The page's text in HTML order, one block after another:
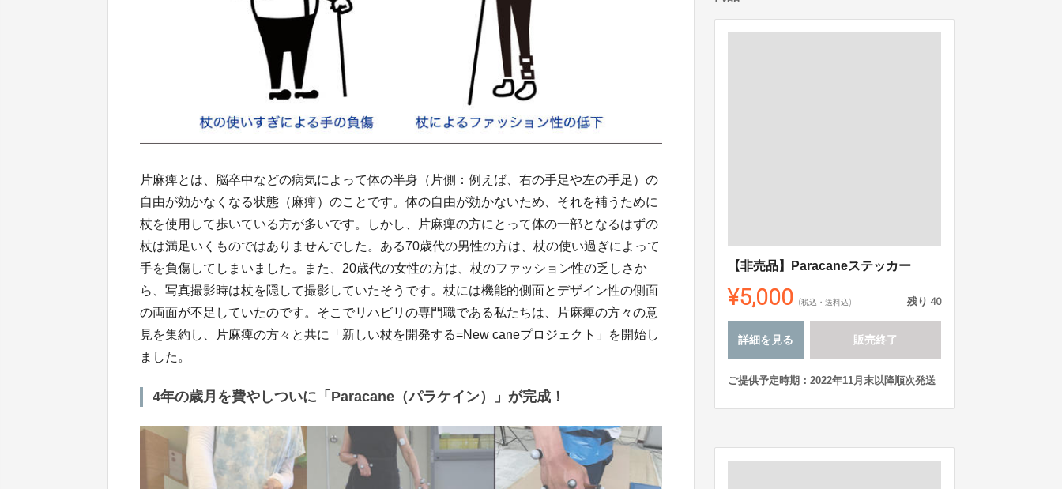
片麻痺とは、脳卒中などの病気によって体の半身（片側：例えば、右の手足や左の手足）の
自由が効かなくなる状態（麻痺）のことです。体の自由が効かないため、それを補うために
杖を使用して歩いている方が多いです。しかし、片麻痺の方にとって体の一部となるはずの
杖は満足いくものではありませんでした。ある70歳代の男性の方は、杖の使い過ぎによって
手を負傷してしまいました。また、20歳代の女性の方は、杖のファッション性の乏しさか
ら、写真撮影時は杖を隠して撮影していたそうです。杖には機能的側面とデザイン性の側面
の両面が不足していたのです。そこでリハビリの専門職である私たちは、片麻痺の方々の意
見を集約し、片麻痺の方々と共に「新しい杖を開発する=New caneプロジェクト」を開始し
ました。
4年の歳月を費やしついに「Paracane（パラケイン）」が完成！
【非売品】Paracaneステッカー
¥5,000 (税込・送料込) 残り 40
詳細を見る 販売終了
ご提供予定時期：2022年11月末以降順次発送